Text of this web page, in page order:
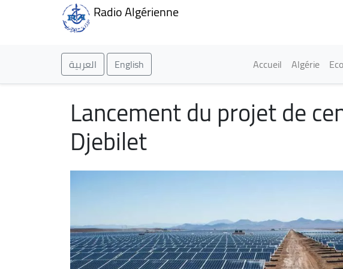
Radio Algérienne
العربية English Main
Accueil Algérie
Lancement du projet de
Djebilet